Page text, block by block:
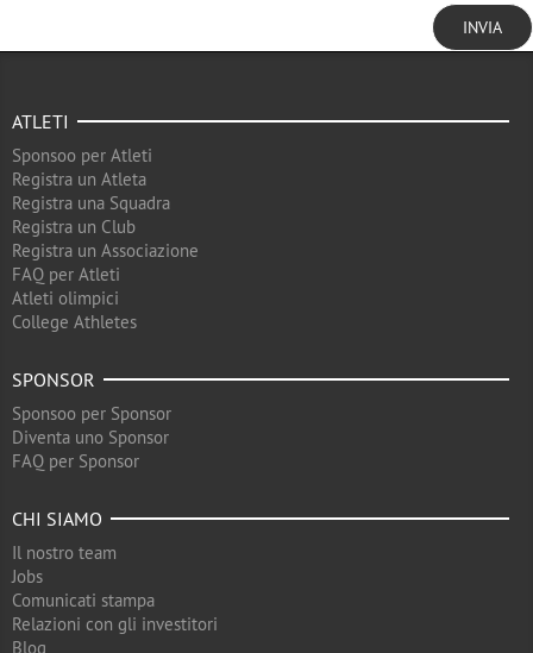
INVIA
ATLETI
Sponsoo per Atleti
Registra un Atleta
Registra una Squadra
Registra un Club
Registra un Associazione
FAQ per Atleti
Atleti olimpici
College Athletes
SPONSOR
Sponsoo per Sponsor
Diventa uno Sponsor
FAQ per Sponsor
CHI SIAMO
Il nostro team
Jobs
Comunicati stampa
Relazioni con gli investitori
Blog